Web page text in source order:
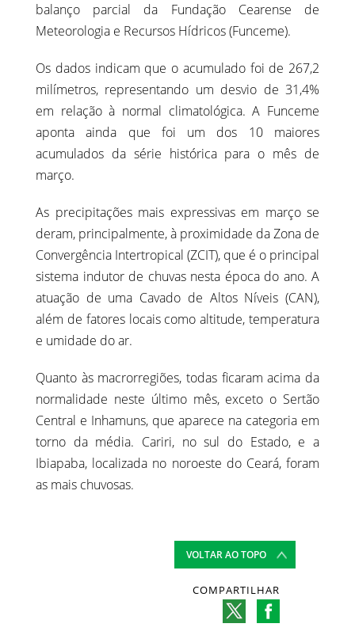
balanço parcial da Fundação Cearense de
Meteorologia e Recursos Hídricos (Funceme).
Os dados indicam que o acumulado foi de 267,2
milímetros, representando um desvio de 31,4%
em relação à normal climatológica. A Funceme
aponta ainda que foi um dos 10 maiores
acumulados da série histórica para o mês de
março.
As precipitações mais expressivas em março se
deram, principalmente, à proximidade da Zona de
Convergência Intertropical (ZCIT), que é o principal
sistema indutor de chuvas nesta época do ano. A
atuação de uma Cavado de Altos Níveis (CAN),
além de fatores locais como altitude, temperatura
e umidade do ar.
Quanto às macrorregiões, todas ficaram acima da
normalidade neste último mês, exceto o Sertão
Central e Inhamuns, que aparece na categoria em
torno da média. Cariri, no sul do Estado, e a
Ibiapaba, localizada no noroeste do Ceará, foram
as mais chuvosas.
VOLTAR AO TOPO
COMPARTILHAR